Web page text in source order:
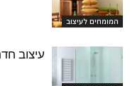
המומחים לעיצוב
עיצוב